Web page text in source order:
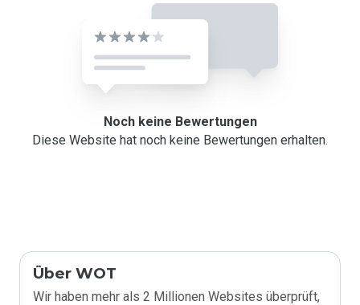
Noch keine Bewertungen
Diese Website hat noch keine Bewertungen erhalten.
Über WOT
Wir haben mehr als 2 Millionen Websites überprüft,